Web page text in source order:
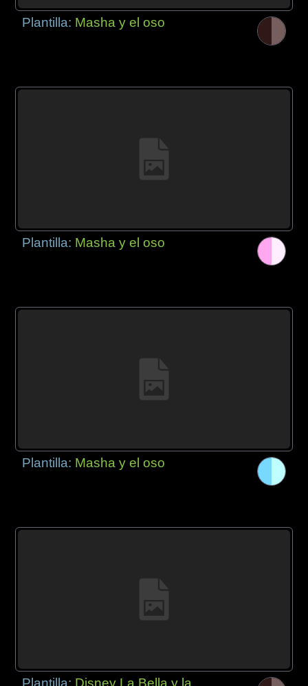
Plantilla: Masha y el oso
Plantilla: Masha y el oso
Plantilla: Masha y el oso
Plantilla: Disney La Bella y la